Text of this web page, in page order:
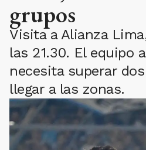
grupos
Visita a Alianza
las 21.30. El equipo
necesita superar
llegar a las zonas.